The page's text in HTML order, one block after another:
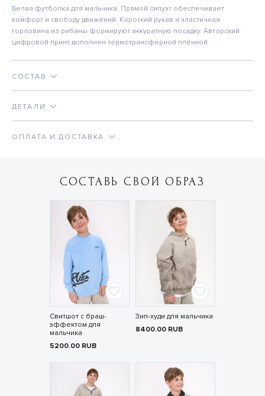
Белая футболка для мальчика. Прямой силуэт обеспечивает
комфорт и свободу движений. Короткий рукав и эластичная
горловина из рибаны формируют аккуратную посадку. Авторский
цифровой принт дополнен термотрансферной плёнкой.
СОСТАВ
ДЕТАЛИ
ОПЛАТА И ДОСТАВКА
СОСТАВЬ СВОЙ ОБРАЗ
Свитшот с браш-
эффектом для
мальчика
5200.00 RUB
Зип-худи для мальчика
8400.00 RUB